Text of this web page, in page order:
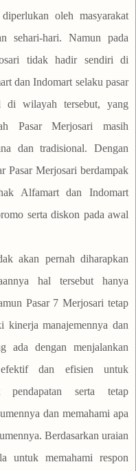
oleh masyarakat
sehari-hari. Namun pada
tidak hadir sendiri di
dan Indomart selaku pasar
di wilayah tersebut, yang
Pasar Merjosari masih
dan tradisional. Dengan
Pasar Merjosari berdampak
Alfamart dan Indomart
serta diskon pada awal
akan pernah diharapkan
hal tersebut hanya
Pasar 7 Merjosari tetap
kinerja manajemennya dan
ada dengan menjalankan
efektif dan efisien untuk
pendapatan serta tetap
dan memahami apa
Berdasarkan uraian
untuk memahami respon